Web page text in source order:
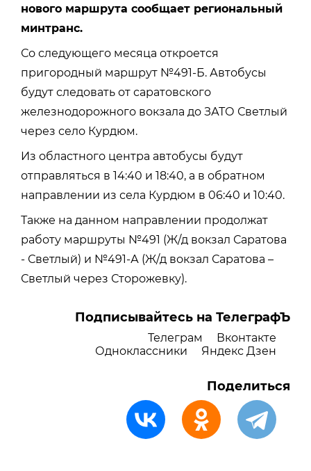
нового маршрута сообщает региональный
минтранс.
Со следующего месяца откроется
пригородный маршрут №491-Б. Автобусы
будут следовать от саратовского
железнодорожного вокзала до ЗАТО Светлый
через село Курдюм.
Из областного центра автобусы будут
отправляться в 14:40 и 18:40, а в обратном
направлении из села Курдюм в 06:40 и 10:40.
Также на данном направлении продолжат
работу маршруты №491 (Ж/д вокзал Саратова
- Светлый) и №491-А (Ж/д вокзал Саратова –
Светлый через Сторожевку).
Подписывайтесь на ТелеграфЪ
Телеграм
Вконтакте
Одноклассники
Яндекс Дзен
Поделиться